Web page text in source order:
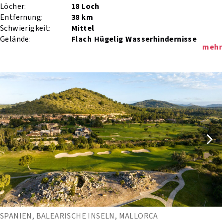
Löcher:
18 Loch
Entfernung:
38 km
Schwierigkeit:
Mittel
Gelände:
Flach Hügelig Wasserhindernisse
mehr
SPANIEN, BALEARISCHE INSELN, MALLORCA